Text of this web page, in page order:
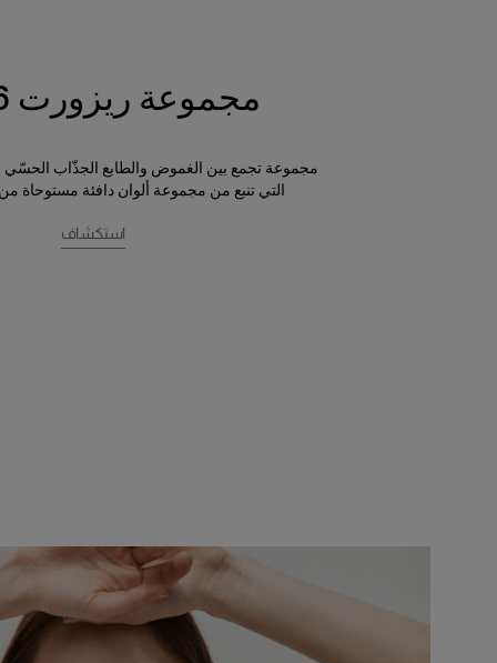
مجموعة ريزورت 2026
مجموعة تجمع بين الغموض والطابع الجذّاب الحسّي
التي تنبع من مجموعة ألوان دافئة مستوحاة
استكشاف